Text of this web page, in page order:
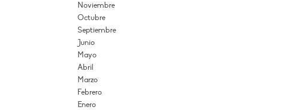
Noviembre
Octubre
Septiembre
Junio
Mayo
Abril
Marzo
Febrero
Enero